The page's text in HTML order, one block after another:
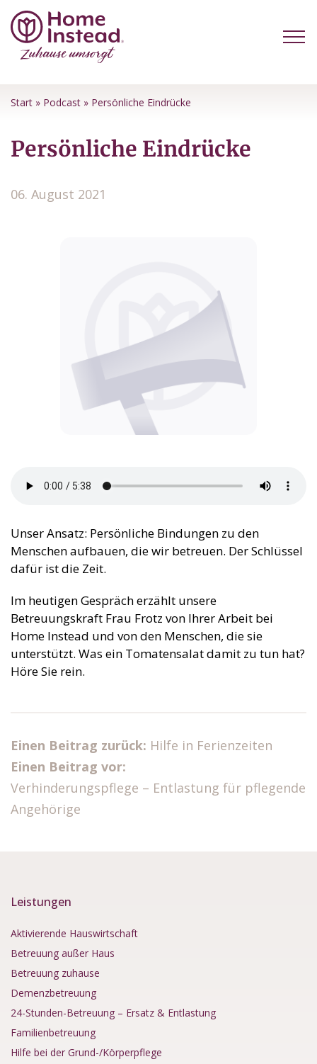
Start » Podcast » Persönliche Eindrücke
Persönliche Eindrücke
06. August 2021
Unser Ansatz: Persönliche Bindungen zu den
Menschen aufbauen, die wir betreuen. Der Schlüssel
dafür ist die Zeit.
Im heutigen Gespräch erzählt unsere
Betreuungskraft Frau Frotz von Ihrer Arbeit bei
Home Instead und von den Menschen, die sie
unterstützt. Was ein Tomatensalat damit zu tun hat?
Höre Sie rein.
Einen Beitrag zurück: Hilfe in Ferienzeiten
Einen Beitrag vor:
Verhinderungspflege – Entlastung für pflegende
Angehörige
Leistungen
Aktivierende Hauswirtschaft
Betreuung außer Haus
Betreuung zuhause
Demenzbetreuung
24-Stunden-Betreuung – Ersatz & Entlastung
Familienbetreuung
Hilfe bei der Grund-/Körperpflege